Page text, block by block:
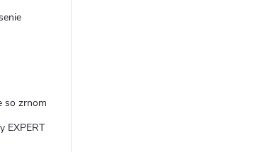
so zrnom
EXPERT